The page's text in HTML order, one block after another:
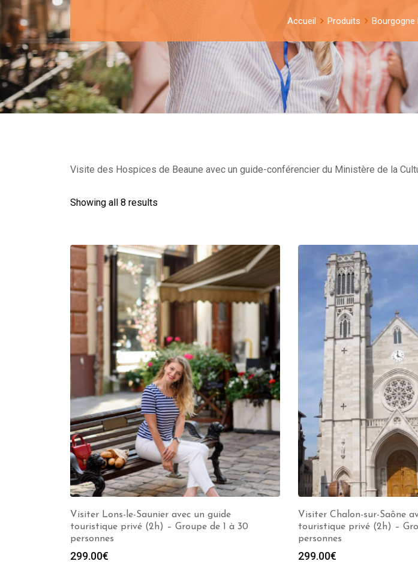
Accueil Produits Bourgogne
Visite des Hospices de Beaune avec un guide-conférencier du Ministère de la
Showing all 8 results
Visiter Lons-le-Saunier avec un guide
touristique privé (2h) – Groupe de 1 à 30
personnes
299.00€
Visiter Chalon-sur-Saône
touristique privé (2h) –
personnes
299.00€